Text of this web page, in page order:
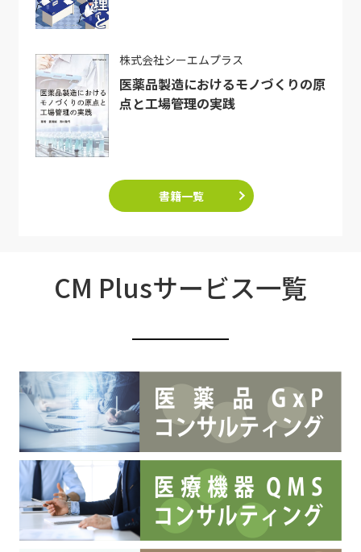
株式会社シーエムプラス
医薬品製造におけるモノづくりの原
点と工場管理の実践
書籍一覧
CM Plusサービス一覧